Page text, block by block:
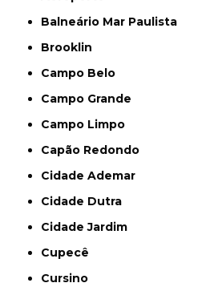
Balneário Mar Paulista
Brooklin
Campo Belo
Campo Grande
Campo Limpo
Capão Redondo
Cidade Ademar
Cidade Dutra
Cidade Jardim
Cupecê
Cursino